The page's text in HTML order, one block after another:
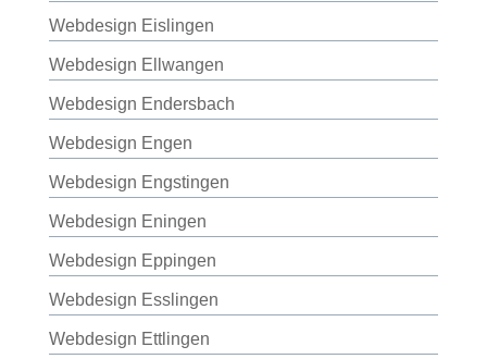
Webdesign Eislingen
Webdesign Ellwangen
Webdesign Endersbach
Webdesign Engen
Webdesign Engstingen
Webdesign Eningen
Webdesign Eppingen
Webdesign Esslingen
Webdesign Ettlingen